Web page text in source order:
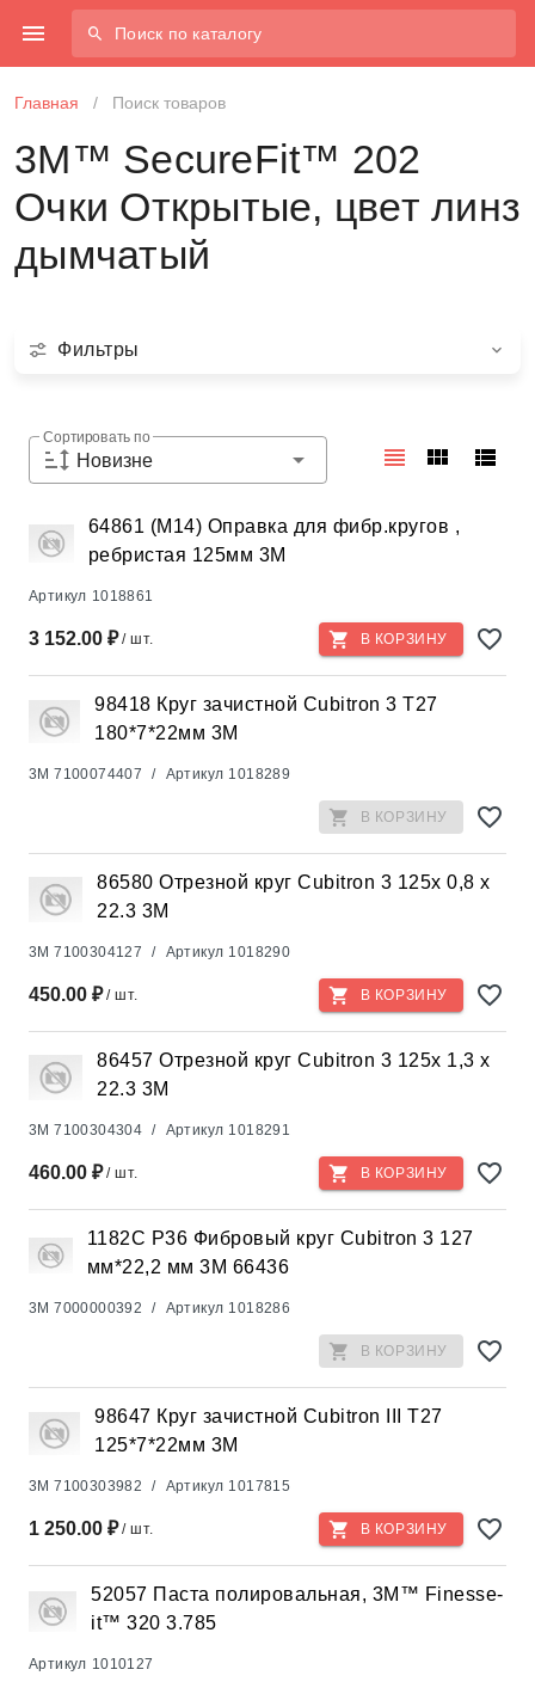
Поиск по каталогу
Главная / Поиск товаров
3M™ SecureFit™ 202
Очки Открытые, цвет линз
дымчатый
Фильтры
Сортировать по
Новизне
64861 (М14) Оправка для фибр.кругов ,
ребристая 125мм 3М
Артикул 1018861
3 152.00 ₽/ шт. В КОРЗИНУ
98418 Круг зачистной Cubitron 3 T27
180*7*22мм 3М
3M 7100074407 / Артикул 1018289
В КОРЗИНУ
86580 Отрезной круг Cubitron 3 125x 0,8 x
22.3 3М
3M 7100304127 / Артикул 1018290
450.00 ₽/ шт. В КОРЗИНУ
86457 Отрезной круг Cubitron 3 125x 1,3 x
22.3 3М
3M 7100304304 / Артикул 1018291
460.00 ₽/ шт. В КОРЗИНУ
1182С Р36 Фибровый круг Cubitron 3 127
мм*22,2 мм 3М 66436
3M 7000000392 / Артикул 1018286
В КОРЗИНУ
98647 Круг зачистной Cubitron III T27
125*7*22мм 3М
3M 7100303982 / Артикул 1017815
1 250.00 ₽/ шт. В КОРЗИНУ
52057 Паста полировальная, 3M™ Finesse-
it™ 320 3.785
Артикул 1010127